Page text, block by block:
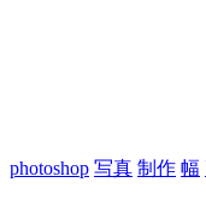
photoshop 写真 制作 幅